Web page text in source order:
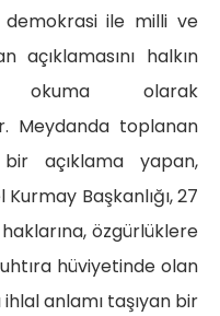
demokrasi ile milli ve
halkın
okuma olarak
Meydanda toplanan
açıklama yapan,
Başkanlığı, 27
özgürlüklere
hüviyetinde olan
anlamı taşıyan bir